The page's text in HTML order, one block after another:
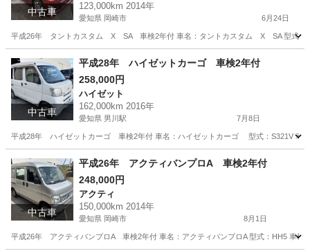
中古車
123,000km 2014年
愛知県 岡崎市 6月24日
平成26年 タントカスタム X SA 車検2年付 車名：タントカスタム X SA 型式：
愛知 岡崎市 タント 預かり金
中古車
平成28年 ハイゼットカーゴ 車検2年付
258,000円
ハイゼット
162,000km 2016年
愛知県 男川駅 7月8日
平成28年 ハイゼットカーゴ 車検2年付 車名：ハイゼットカーゴ 型式：S321V 車検
愛知 岡崎市 男川駅 ハイゼット ハイゼットカーゴ
中古車
平成26年 アクティバンプロA 車検2年付
248,000円
アクティ
150,000km 2014年
愛知県 岡崎市 8月1日
平成26年 アクティバンプロA 車検2年付 車名：アクティバンプロA 型式：HH5 車検